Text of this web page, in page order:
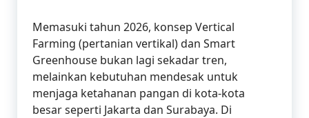
Memasuki tahun 2026, konsep Vertical
Farming (pertanian vertikal) dan Smart
Greenhouse bukan lagi sekadar tren,
melainkan kebutuhan mendesak untuk
menjaga ketahanan pangan di kota-kota
besar seperti Jakarta dan Surabaya. Di